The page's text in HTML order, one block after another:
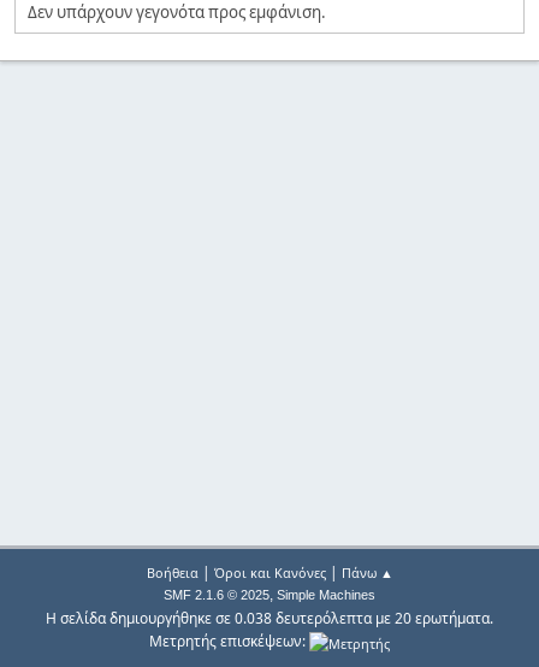
Δεν υπάρχουν γεγονότα προς εμφάνιση.
Βοήθεια| Όροι και Κανόνες| Πάνω ▲
SMF 2.1.6 © 2025, Simple Machines
Η σελίδα δημιουργήθηκε σε 0.038 δευτερόλεπτα με 20 ερωτήματα.
Μετρητής επισκέψεων: